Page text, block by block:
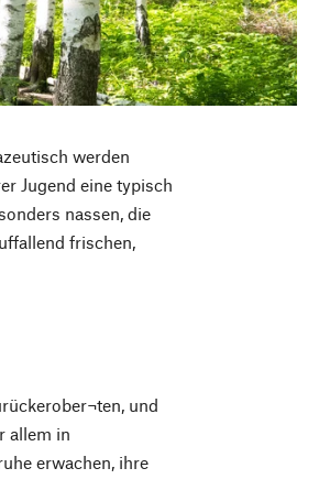
werden
Jugend eine typisch
nassen, die
frischen,
und
allem in
erwachen, ihre